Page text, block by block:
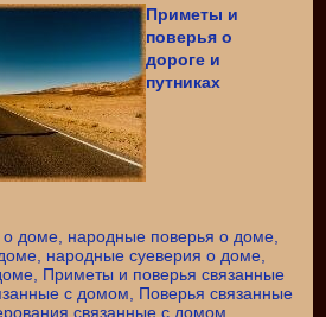
Приметы и
поверья о
дороге и
путниках